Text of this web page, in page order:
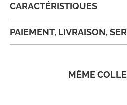
CARACTÉRISTIQUES
PAIEMENT, LIVRAISON,
MÊME